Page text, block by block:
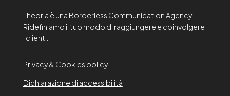
Theoria è una Borderless Communication Agency.
Ridefiniamo il tuo modo di raggiungere e coinvolgere
i clienti.
Privacy & Cookies policy
Dichiarazione di accessibilità